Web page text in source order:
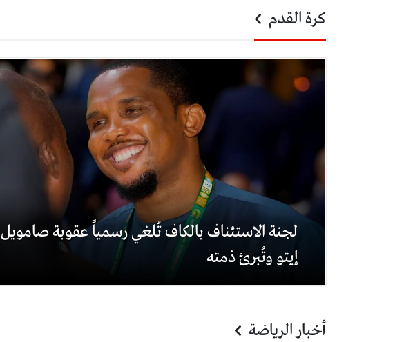
كرة القدم
لجنة الاستئناف بالكاف تُلغي رسمياً عقوبة صامويل
إيتو وتُبرئ ذمته
أخبار الرياضة